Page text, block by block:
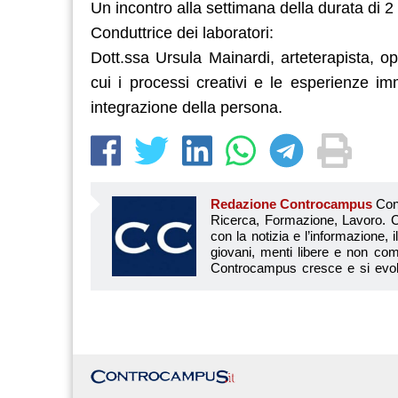
Un incontro alla settimana della durata di
Conduttrice dei laboratori:
Dott.ssa Ursula Mainardi, arteterapista,
cui i processi creativi e le esperienze
integrazione della persona.
Redazione Controcampus Controcampus è Il magazine più letto dai giovani su: Scuola, Università, Ricerca, Formazione, Lavoro. Controcampus nasce nell’ottobre 2001 con la missione di affiancare con la notizia e l’informazione, il mondo dell’istruzione e dell’università. Il suo cuore pulsante sono i giovani, menti libere e non compromesse da nessun interesse di parte. Il progetto è ambizioso e Controcampus cresce e si evolve arricchendo il proprio staff con nuovi giovani vogliosi di